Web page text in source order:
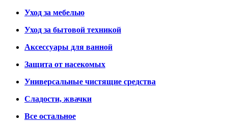
Уход за мебелью
Уход за бытовой техникой
Аксессуары для ванной
Защита от насекомых
Универсальные чистящие средства
Сладости, жвачки
Все остальное